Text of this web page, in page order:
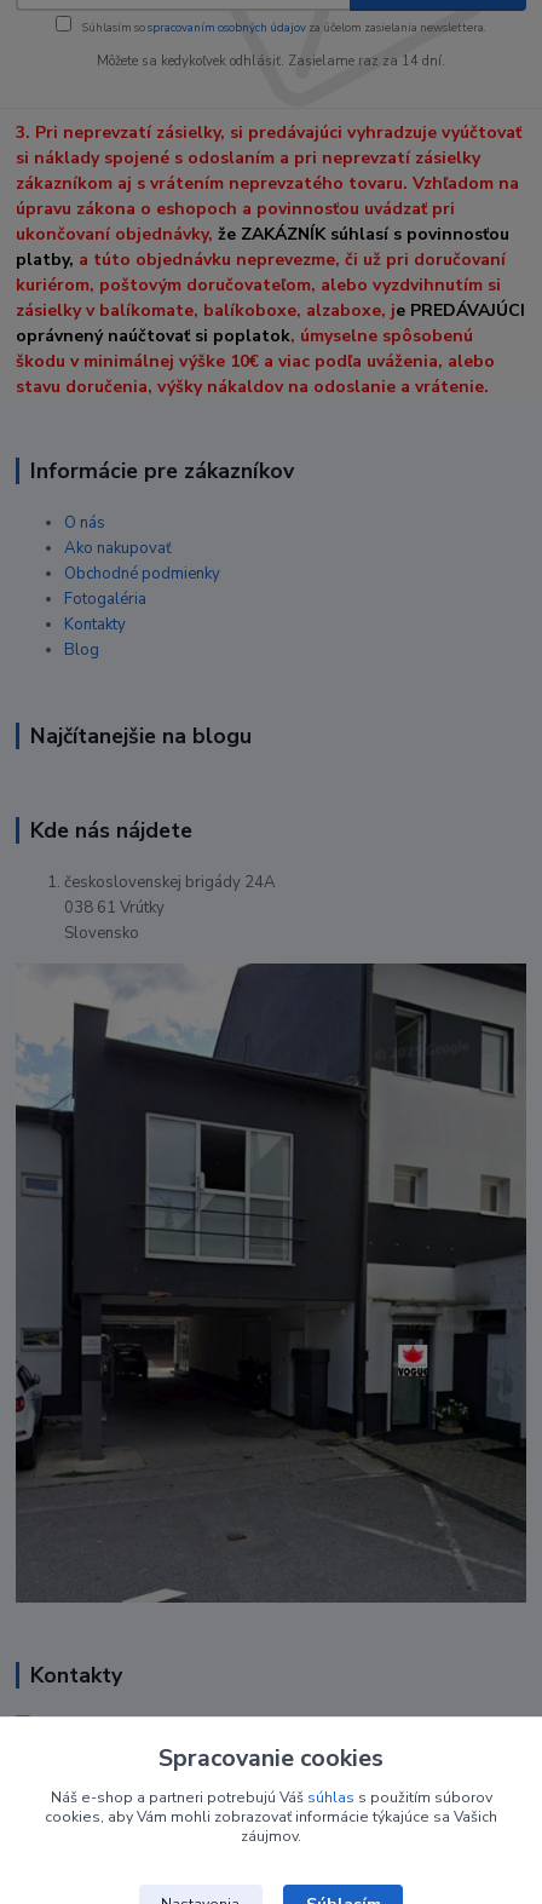
Súhlasím sospracovaním osobných údajov za účelom zasielania newslettera.
Môžete sa kedykoľvek odhlásiť. Zasielame raz za 14 dní.
3. Pri neprevzatí zásielky, si predávajúci vyhradzuje vyúčtovať
si náklady spojené s odoslaním a pri neprevzatí zásielky
zákazníkom aj s vrátením neprevzatého tovaru. Vzhľadom na
úpravu zákona o eshopoch a povinnosťou uvádzať pri
ukončovaní objednávky,že ZAKÁZNÍK súhlasí s povinnosťou
platby, a túto objednávku neprevezme, či už pri doručovaní
kuriérom, poštovým doručovateľom, alebo vyzdvihnutím si
zásielky v balíkomate, balíkoboxe, alzaboxe, je PREDÁVAJÚCI
oprávnený naúčtovať si poplatok, úmyselne spôsobenú
škodu v minimálnej výške 10€ a viac podľa uváženia, alebo
stavu doručenia, výšky nákaldov na odoslanie a vrátenie.
Informácie pre zákazníkov
O nás
Ako nakupovať
Obchodné podmienky
Fotogaléria
Kontakty
Blog
Najčítanejšie na blogu
Kde nás nájdete
československej brigády 24A
038 61 Vrútky
Slovensko
Kontakty
+421 948 050 205
nechtovyobchodik@gmail.com
Spracovanie cookies
Náš e-shop a partneri potrebujú Váš súhlas s použitím súborov
cookies, aby Vám mohli zobrazovať informácie týkajúce sa Vašich
záujmov.